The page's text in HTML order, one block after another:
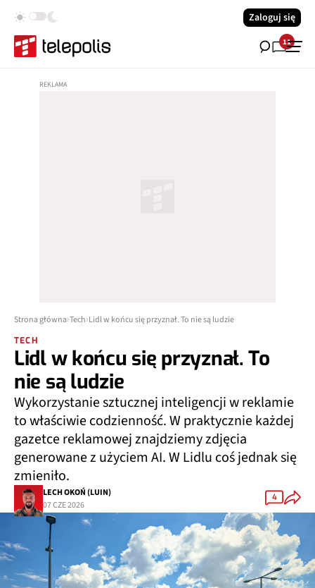
Zaloguj się
11
Strona główna Tech Lidl w końcu się przyznał. To nie są ludzie
TECH
Lidl w końcu się przyznał. To
nie są ludzie
Wykorzystanie sztucznej inteligencji w reklamie
to właściwie codzienność. W praktycznie każdej
gazetce reklamowej znajdziemy zdjęcia
generowane z użyciem AI. W Lidlu coś jednak się
zmieniło.
LECH OKOŃ (LUIN)
07 CZE 2026
4